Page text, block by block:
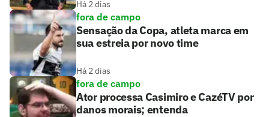
Há 2 dias
fora de campo
Sensação da Copa, atleta marca em
sua estreia por novo time
Há 2 dias
fora de campo
Ator processa Casimiro e CazéTV por
danos morais; entenda